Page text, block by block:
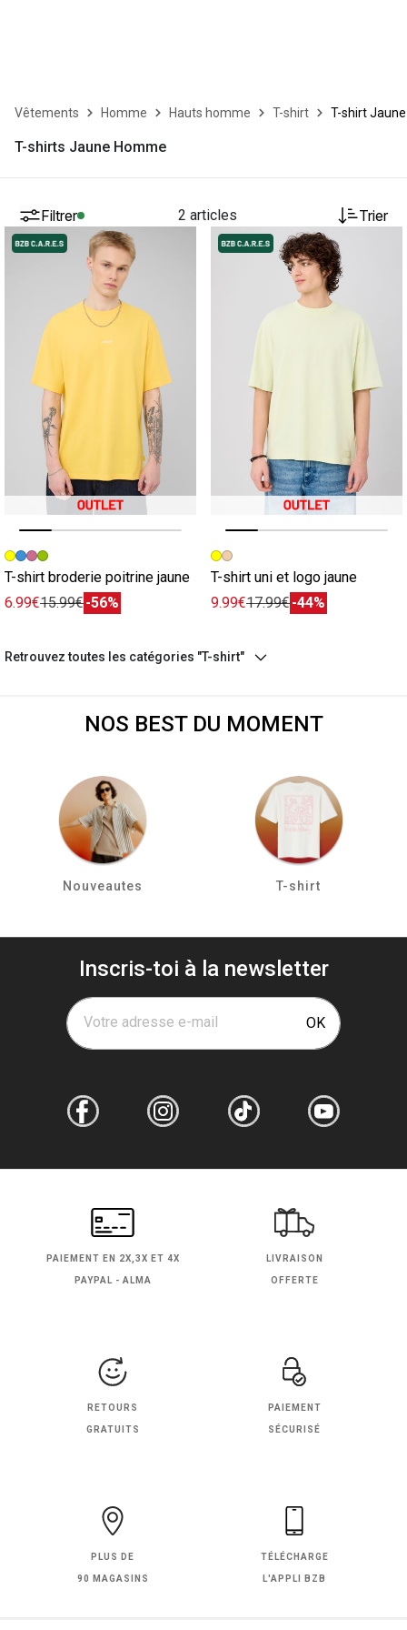
Vêtements Homme Hauts homme T-shirt T-shirt Jaune
T-shirts Jaune Homme
Filtrer 2 articles Trier
Image précédente
Image suivante
T-shirt broderie poitrine jaune
6.99€15.99€-56%
Image précédente
Image suivante
T-shirt uni et logo jaune
9.99€17.99€-44%
Retrouvez toutes les catégories "T-shirt"
NOS BEST DU MOMENT
Nouveautes T-shirt
Inscris-toi à la newsletter
Votre adresse e-mail OK
PAIEMENT EN 2X,3X ET 4X
PAYPAL - ALMA
LIVRAISON
OFFERTE
RETOURS
GRATUITS
PAIEMENT
SÉCURISÉ
PLUS DE
90 MAGASINS
TÉLÉCHARGE
L'APPLI BZB